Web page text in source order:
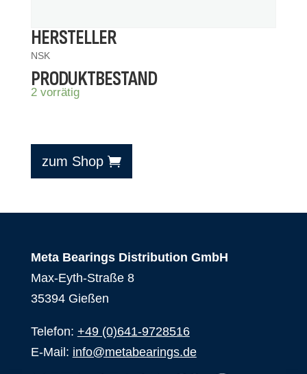
HERSTELLER
NSK
PRODUKTBESTAND
2 vorrätig
zum Shop
Meta Bearings Distribution GmbH
Max-Eyth-Straße 8
35394 Gießen
Telefon: +49 (0)641-9728516
E-Mail: info@metabearings.de